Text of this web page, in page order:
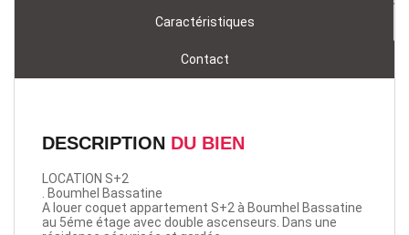
Caractéristiques
Contact
DESCRIPTION DU BIEN
LOCATION S+2
. Boumhel Bassatine
A louer coquet appartement S+2 à Boumhel Bassatine
au 5éme étage avec double ascenseurs. Dans une